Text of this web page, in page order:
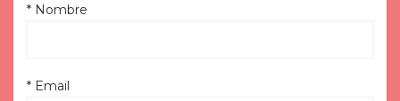
* Nombre
* Email